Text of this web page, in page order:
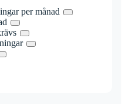
per månad